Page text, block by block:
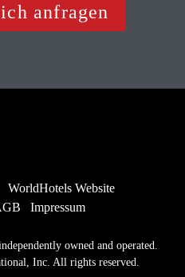
anfragen
WorldHotels Website
Impressum
owned and operated.
Inc. All rights reserved.